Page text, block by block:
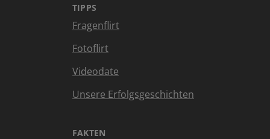
TIPPS
Fragenflirt
Fotoflirt
Videodate
Unsere Erfolgsgeschichten
FAKTEN